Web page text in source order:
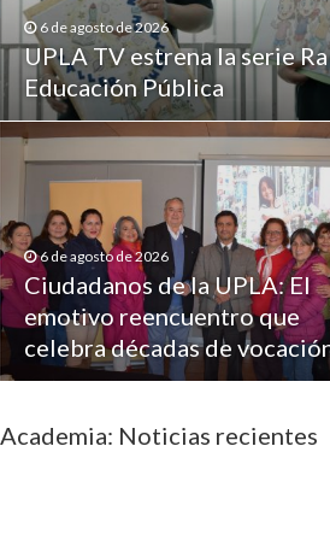
6 de agosto de 2026
UPLA TV estrena la serie
Educación Pública
6 de agosto de 2026
Ciudadanos de la UPLA: El
emotivo reencuentro que
celebra décadas de
Academia: Noticias recientes